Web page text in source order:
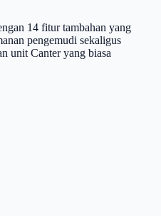
14 fitur tambahan yang
pengemudi sekaligus
unit Canter yang biasa